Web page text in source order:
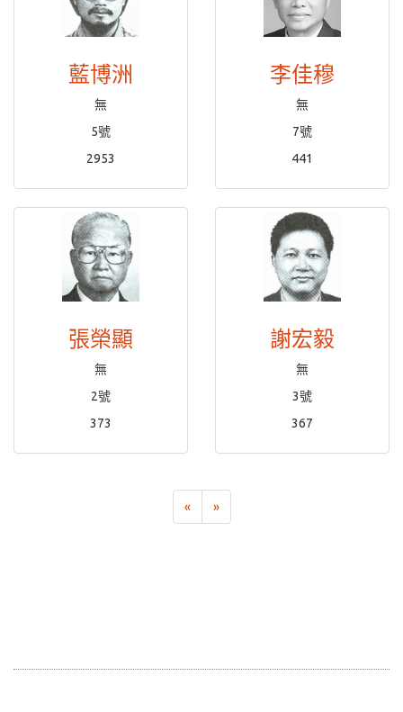
藍博洲
無
5號
2953
李佳穆
無
7號
441
張榮顯
無
2號
373
謝宏毅
無
3號
367
« »